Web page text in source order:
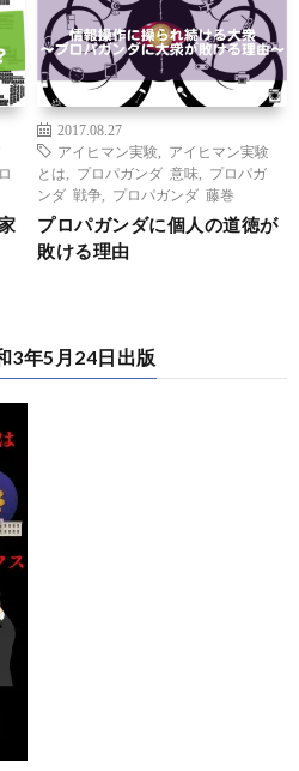
2017.08.27
アイヒマン実験
アイヒマン実験
とは
プロパガンダ 意味
プロパガ
ンダ 戦争
プロパガンダ 藤巻
プロパガンダに個人の道徳が
敗ける理由
3年5月24日出版